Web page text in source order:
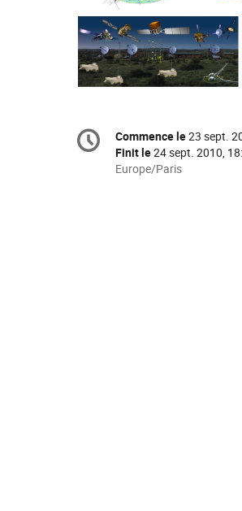
Information
de
Date/Heure
Commence le23 sept.
Finit le24 sept. 2010,
Toutes
Europe/Paris